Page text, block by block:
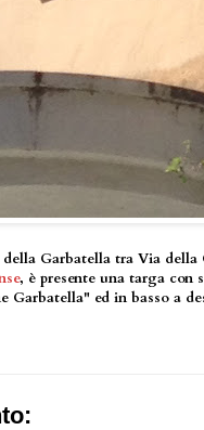
Garbatella tra Via della
, è presente una targa con
Garbatella" ed in basso a